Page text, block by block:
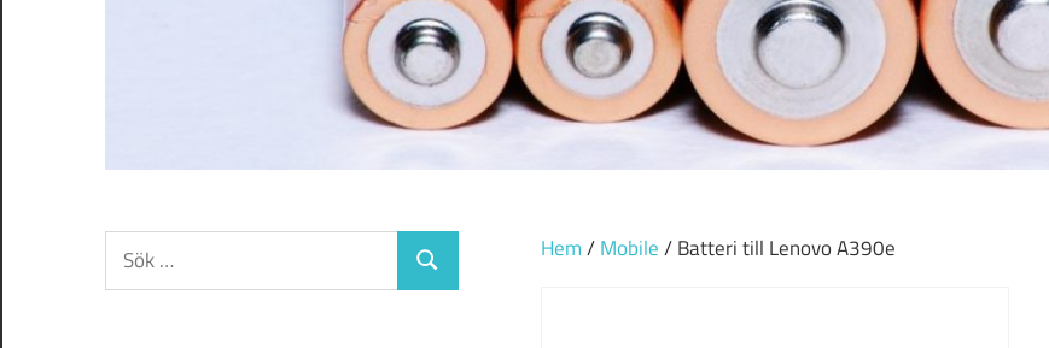
Hem/Mobile/ Batteri till Lenovo A390e
Sök
efter:
Sök